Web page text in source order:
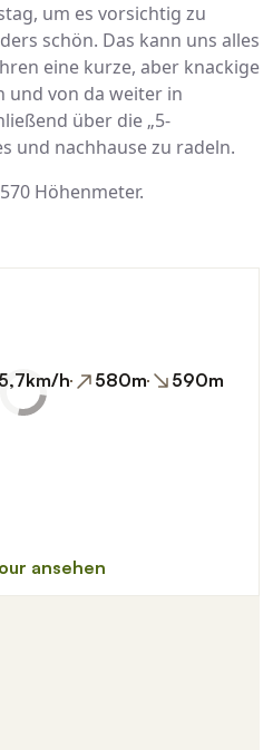
um es vorsichtig zu
schön. Das kann uns alles
eine kurze, aber knackige
und von da weiter in
über die „5-
und nachhause zu radeln.
Höhenmeter.